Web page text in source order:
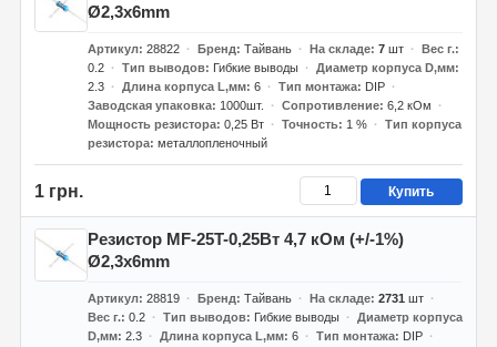
Ø2,3x6mm
Артикул 28822 Бренд Тайвань На складе 7шт
Вес г.
0.2
Тип выводов Гибкие выводы
Диаметр корпуса D,мм
2.3
Длина корпуса L,мм 6 Тип монтажа
DIP
Заводская упаковка
1000шт. Сопротивление 6,2 кОм
Мощность резистора 0,25 Вт Точность 1 %
Тип корпуса
резистора металлопленочный
1 грн. Купить
Резистор MF-25T-0,25Вт 4,7 кОм (+/-1%)
Ø2,3x6mm
Артикул 28819 Бренд Тайвань На складе 2731 шт
Вес г. 0.2 Тип выводов Гибкие выводы
Диаметр корпуса
D,мм 2.3 Длина корпуса L,мм 6 Тип монтажа
DIP